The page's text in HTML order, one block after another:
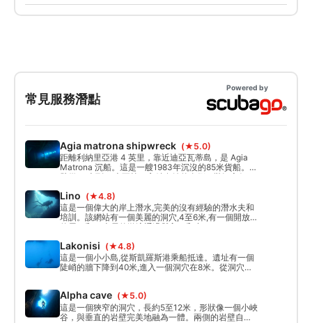
水域潛水員課程，幫助您開啟潛水探險之旅的
下一階段。
常見服務潛點
Powered by
Agia matrona shipwreck (★5.0)
距離利納里亞港 4 英里，靠近迪亞瓦蒂島，是 Agia
Matrona 沉船。這是一艘1983年沉沒的85米貨船。殘
骸從23米到55米不等，它躺在她的左側，狀況良好。
Lino (★4.8)
這是一個偉大的岸上潛水,完美的沒有經驗的潛水夫和
培訓。該網站有一個美麗的洞穴,4至6米,有一個開放
的屋頂和10米長的游泳通過與入口和出口。
Lakonisi (★4.8)
這是一個小小島,從斯凱羅斯港乘船抵達。遺址有一個
陡峭的牆下降到40米,進入一個洞穴在8米。從洞穴內
Alpha cave (★5.0)
這是一個狹窄的洞穴，長約5至12米，形狀像一個小峽
谷，與垂直的岩壁完美地融為一體。兩側的岩壁自然